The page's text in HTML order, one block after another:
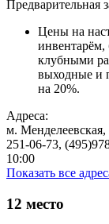
Предварительная
Цены на
инвентарём,
клубными
выходные и
на 20%.
Адреса:
м.
251-06-73,
10:00
Показать все
12 место